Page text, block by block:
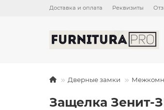
Доставка и оплата Реквизиты
Дверные замки
Защелка Зенит-